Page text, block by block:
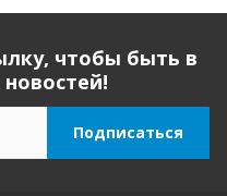
чтобы быть в